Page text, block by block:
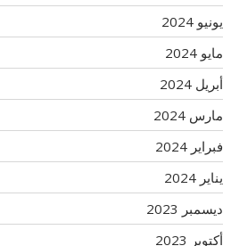
يونيو 2024
مايو 2024
أبريل 2024
مارس 2024
فبراير 2024
يناير 2024
ديسمبر 2023
أكتوبر 2023